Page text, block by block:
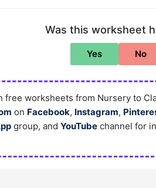
Was this worksheet
Yes No
free worksheets from Nursery to
on Facebook, Instagram,
group, and YouTube channel for